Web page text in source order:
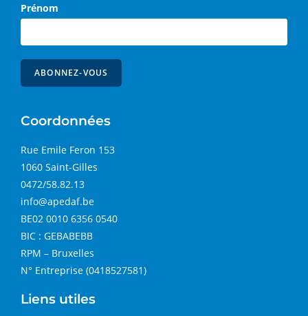
Prénom
Coordonnées
Rue Emile Feron 153
1060 Saint-Gilles
0472/58.82.13
info@apedaf.be
BE02 0010 6356 0540
BIC : GEBABEBB
RPM – Bruxelles
N° Entreprise (0418527581)
Liens utiles